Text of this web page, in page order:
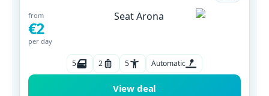
from
€2
per day
Automatic
5
2
5
View deal